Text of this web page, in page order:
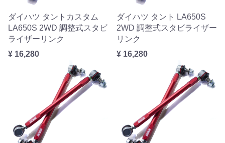
ダイハツ タントカスタム
LA650S 2WD 調整式スタビ
ライザーリンク
¥ 16,280
ダイハツ タント LA650S
2WD 調整式スタビライザー
リンク
¥ 16,280